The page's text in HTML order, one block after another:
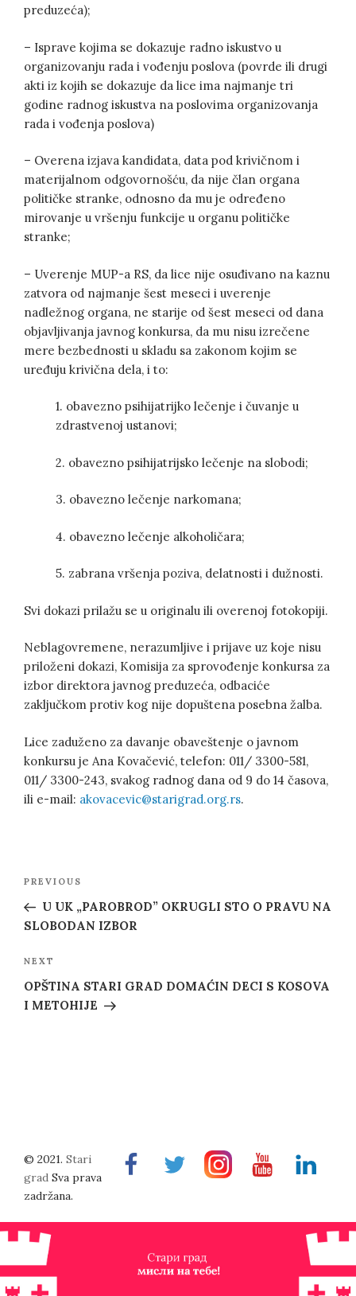
preduzeća);
– Isprave kojima se dokazuje radno iskustvo u
organizovanju rada i vođenju poslova (povrde ili drugi
akti iz kojih se dokazuje da lice ima najmanje tri
godine radnog iskustva na poslovima organizovanja
rada i vođenja poslova)
– Overena izjava kandidata, data pod krivičnom i
materijalnom odgovornošću, da nije član organa
političke stranke, odnosno da mu je određeno
mirovanje u vršenju funkcije u organu političke
stranke;
– Uverenje MUP-a RS, da lice nije osuđivano na kaznu
zatvora od najmanje šest meseci i uverenje
nadležnog organa, ne starije od šest meseci od dana
objavljivanja javnog konkursa, da mu nisu izrečene
mere bezbednosti u skladu sa zakonom kojim se
uređuju krivična dela, i to:
1. obavezno psihijatrijko lečenje i čuvanje u
zdrastvenoj ustanovi;
2. obavezno psihijatrijsko lečenje na slobodi;
3. obavezno lečenje narkomana;
4. obavezno lečenje alkoholičara;
5. zabrana vršenja poziva, delatnosti i dužnosti.
Svi dokazi prilažu se u originalu ili overenoj fotokopiji.
Neblagovremene, nerazumljive i prijave uz koje nisu
priloženi dokazi, Komisija za sprovođenje konkursa za
izbor direktora javnog preduzeća, odbaciće
zaključkom protiv kog nije dopuštena posebna žalba.
Lice zaduženo za davanje obaveštenje o javnom
konkursu je Ana Kovačević, telefon: 011/ 3300-581,
011/ 3300-243, svakog radnog dana od 9 do 14 časova,
ili e-mail: akovacevic@starigrad.org.rs.
Post
Previous
Post
PREVIOUS
U UK „PAROBROD” OKRUGLI STO O PRAVU NA
SLOBODAN IZBOR
Next
Post
NEXT
OPŠTINA STARI GRAD DOMAĆIN DECI S KOSOVA
I METOHIJE
FacebookTwitterInstragramYoutubeLinkedin
© 2021. Stari
grad Sva prava
zadržana.